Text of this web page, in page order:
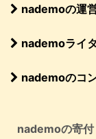
nademoの運
nademoライ
nademoのコ
nademoの寄付